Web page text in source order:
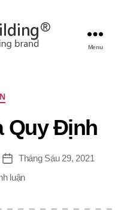
Menu
Quy Định
Ngày
đăng
Tháng Sáu 29, 2021
luậnở